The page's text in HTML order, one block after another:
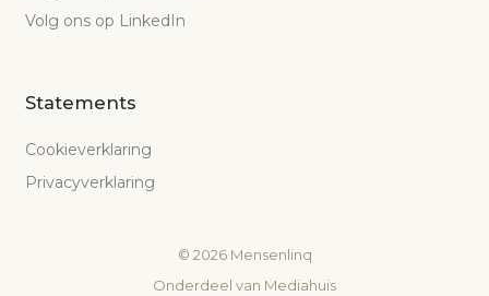
Volg ons op LinkedIn
Statements
Cookieverklaring
Privacyverklaring
© 2026Mensenlinq
Onderdeel van Mediahuis